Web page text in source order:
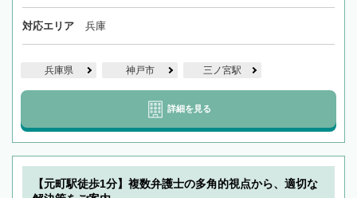
対応エリア 兵庫
兵庫県 神戸市 三ノ宮駅
詳細を見る
【元町駅徒歩1分】複数弁護士の多角的視点から、適切な